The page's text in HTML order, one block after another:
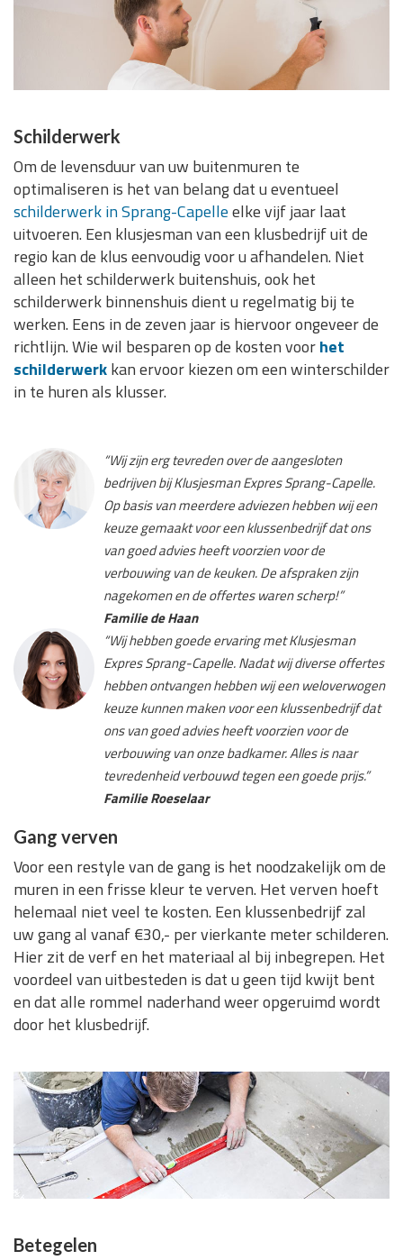
Schilderwerk
Om de levensduur van uw buitenmuren te
optimaliseren is het van belang dat u eventueel
schilderwerk in Sprang-Capelleelke vijf jaar laat
uitvoeren. Een klusjesman van een klusbedrijf uit de
regio kan de klus eenvoudig voor u afhandelen. Niet
alleen het schilderwerk buitenshuis, ook het
schilderwerk binnenshuis dient u regelmatig bij te
werken. Eens in de zeven jaar is hiervoor ongeveer de
richtlijn. Wie wil besparen op de kosten voorhet
schilderwerkkan ervoor kiezen om een winterschilder
in te huren als klusser.
“Wij zijn erg tevreden over de aangesloten
bedrijven bij Klusjesman Expres Sprang-Capelle.
Op basis van meerdere adviezen hebben wij een
keuze gemaakt voor een klussenbedrijf dat ons
van goed advies heeft voorzien voor de
verbouwing van de keuken. De afspraken zijn
nagekomen en de offertes waren scherp!”
Familie de Haan
“Wij hebben goede ervaring met Klusjesman
Expres Sprang-Capelle. Nadat wij diverse offertes
hebben ontvangen hebben wij een weloverwogen
keuze kunnen maken voor een klussenbedrijf dat
ons van goed advies heeft voorzien voor de
verbouwing van onze badkamer. Alles is naar
tevredenheid verbouwd tegen een goede prijs.”
Familie Roeselaar
Gang verven
Voor een restyle van de gang is het noodzakelijk om de
muren in een frisse kleur te verven. Het verven hoeft
helemaal niet veel te kosten. Een klussenbedrijf zal
uw gang al vanaf €30,- per vierkante meter schilderen.
Hier zit de verf en het materiaal al bij inbegrepen. Het
voordeel van uitbesteden is dat u geen tijd kwijt bent
en dat alle rommel naderhand weer opgeruimd wordt
door het klusbedrijf.
Betegelen